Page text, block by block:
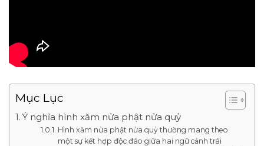
Mục Lục
Ý nghĩa hình xăm nửa phật nửa quỷ
Hình xăm nửa phật nửa quỷ thường mang theo
một sự kết hợp độc đáo giữa hai ngữ cảnh trái